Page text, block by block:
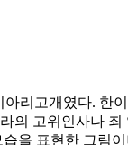
리고개였다.
의 고위인사나
을 표현한 그림